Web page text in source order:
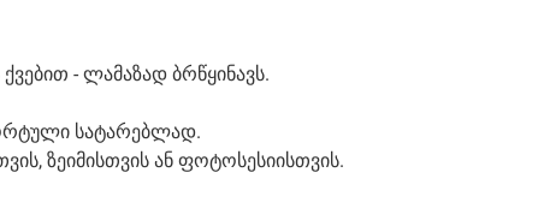
- ლამაზად ბრწყინავს.
სატარებლად.
ზეიმისთვის ან ფოტოსესიისთვის.